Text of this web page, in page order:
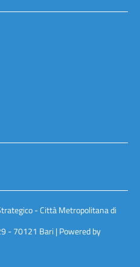
- Città Metropolitana di
- 70121 Bari | Powered by